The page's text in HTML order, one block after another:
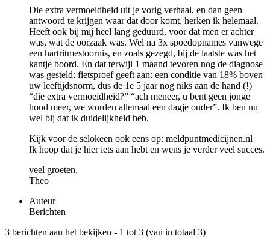
Die extra vermoeidheid uit je vorig verhaal, en dan geen
antwoord te krijgen waar dat door komt, herken ik helemaal.
Heeft ook bij mij heel lang geduurd, voor dat men er achter
was, wat de oorzaak was. Wel na 3x spoedopnames vanwege
een hartritmestoornis, en zoals gezegd, bij de laatste was het
kantje boord. En dat terwijl 1 maand tevoren nog de diagnose
was gesteld: fietsproef geeft aan: een conditie van 18% boven
uw leeftijdsnorm, dus de 1e 5 jaar nog niks aan de hand (!)
“die extra vermoeidheid?” “ach meneer, u bent geen jonge
hond meer, we worden allemaal een dagje ouder”. Ik ben nu
wel bij dat ik duidelijkheid heb.
Kijk voor de selokeen ook eens op: meldpuntmedicijnen.nl
Ik hoop dat je hier iets aan hebt en wens je verder veel succes.
veel groeten,
Theo
Auteur
Berichten
3 berichten aan het bekijken - 1 tot 3 (van in totaal 3)